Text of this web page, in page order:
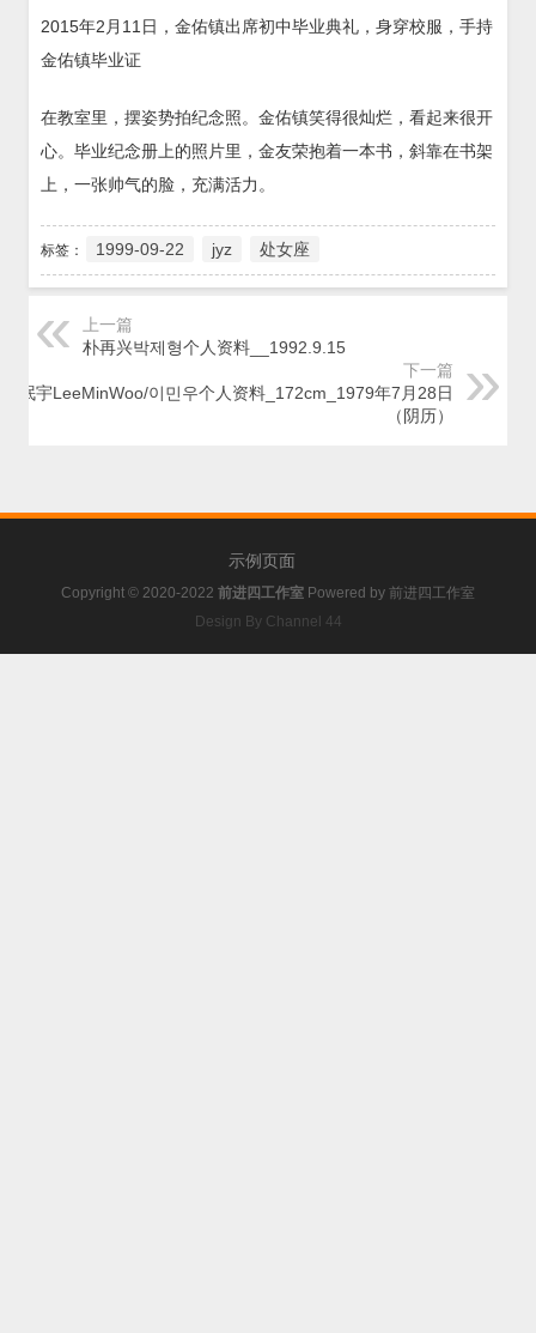
2015年2月11日，金佑镇出席初中毕业典礼，身穿校服，手持
金佑镇毕业证
在教室里，摆姿势拍纪念照。金佑镇笑得很灿烂，看起来很开
心。毕业纪念册上的照片里，金友荣抱着一本书，斜靠在书架
上，一张帅气的脸，充满活力。
标签： 1999-09-22 jyz 处女座
上一篇
朴再兴박제형个人资料__1992.9.15
下一篇
李珉宇LeeMinWoo/이민우个人资料_172cm_1979年7月28日
（阴历）
示例页面
Copyright © 2020-2022 前进四工作室 Powered by 前进四工作室
Design By Channel 44